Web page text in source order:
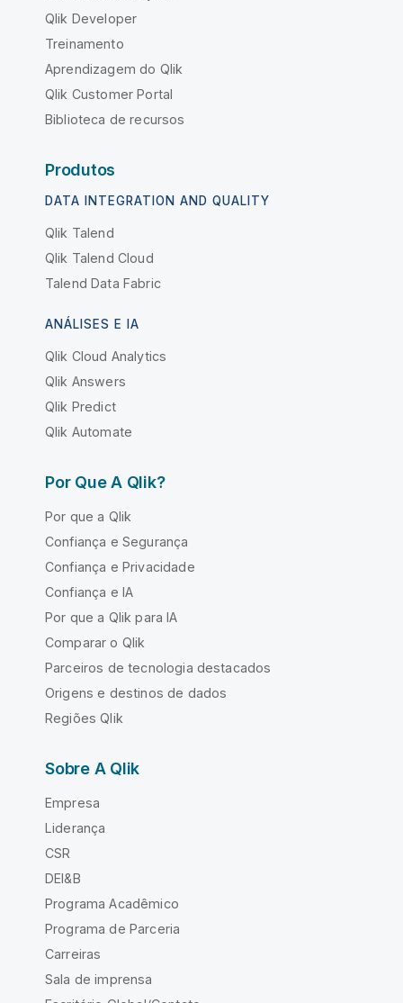
Qlik Developer
Treinamento
Aprendizagem do Qlik
Qlik Customer Portal
Biblioteca de recursos
Produtos
DATA INTEGRATION AND QUALITY
Qlik Talend
Qlik Talend Cloud
Talend Data Fabric
ANÁLISES E IA
Qlik Cloud Analytics
Qlik Answers
Qlik Predict
Qlik Automate
Por Que A Qlik?
Por que a Qlik
Confiança e Segurança
Confiança e Privacidade
Confiança e IA
Por que a Qlik para IA
Comparar o Qlik
Parceiros de tecnologia destacados
Origens e destinos de dados
Regiões Qlik
Sobre A Qlik
Empresa
Liderança
CSR
DEI&B
Programa Acadêmico
Programa de Parceria
Carreiras
Sala de imprensa